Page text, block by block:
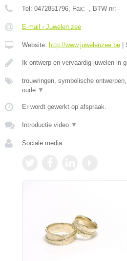
Tel: 0472851796, Fax: -, BTW-nr: -
E-mail › Juwelen zee
Website: http://www.juwelenzee.be
Ik ontwerp en vervaardig juwelen in
trouwringen, symbolische
oude ▼
Er wordt gewerkt op afspraak.
Introductie video ▼
Sociale media: